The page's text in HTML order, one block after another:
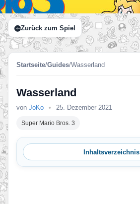
Zurück zum Spiel
Startseite/Guides/Wasserland
Wasserland
von JoKo • 25. Dezember 2021
Super Mario Bros. 3
Inhaltsverzeichnis